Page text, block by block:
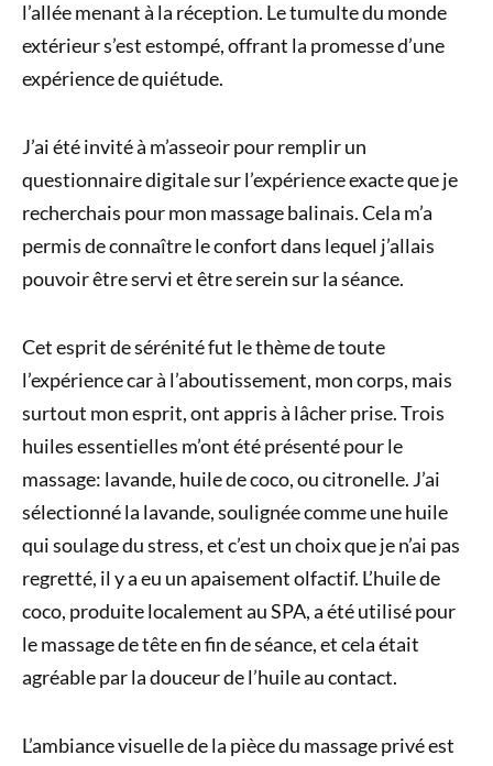
l’allée menant à la réception. Le tumulte du monde
extérieur s’est estompé, offrant la promesse d’une
expérience de quiétude.
J’ai été invité à m’asseoir pour remplir un
questionnaire digitale sur l’expérience exacte que je
recherchais pour mon massage balinais. Cela m’a
permis de connaître le confort dans lequel j’allais
pouvoir être servi et être serein sur la séance.
Cet esprit de sérénité fut le thème de toute
l’expérience car à l’aboutissement, mon corps, mais
surtout mon esprit, ont appris à lâcher prise. Trois
huiles essentielles m’ont été présenté pour le
massage: lavande, huile de coco, ou citronelle. J’ai
sélectionné la lavande, soulignée comme une huile
qui soulage du stress, et c’est un choix que je n’ai pas
regretté, il y a eu un apaisement olfactif. L’huile de
coco, produite localement au SPA, a été utilisé pour
le massage de tête en fin de séance, et cela était
agréable par la douceur de l’huile au contact.
L’ambiance visuelle de la pièce du massage privé est